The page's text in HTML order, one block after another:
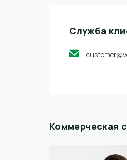
Служба
Коммерческая